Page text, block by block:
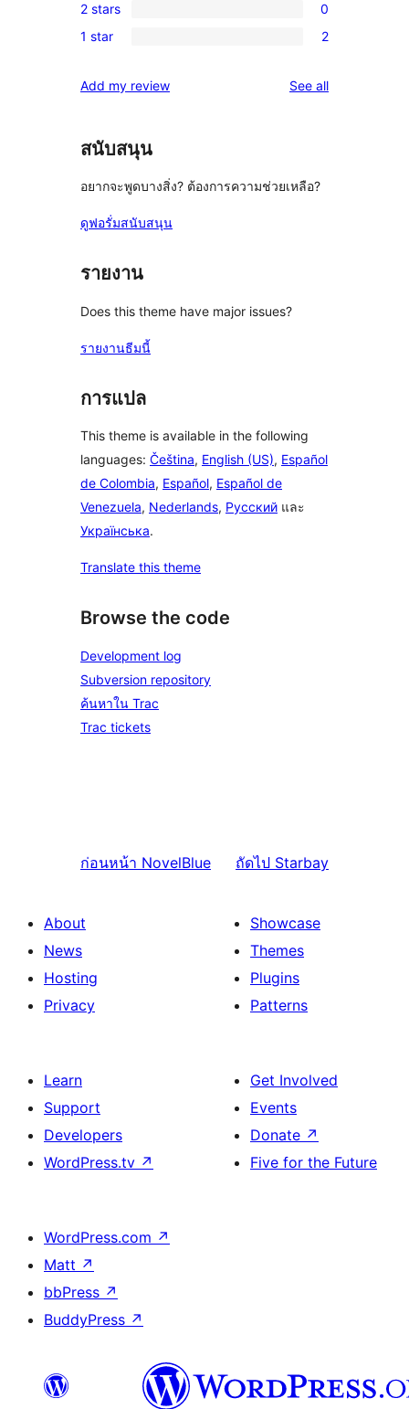
reviews
star
review
3-
star
0
2-
reviews
2 stars 0
2
star
1 star 2
Add my review See allreviews
สนับสนุน
อยากจะพูดบางสิ่ง? ต้องการความช่วยเหลือ?
ดูฟอรั่มสนับสนุน
รายงาน
Does this theme have major issues?
รายงานธีมนี้
การแปล
This theme is available in the following
languages: Čeština, English (US), Español
de Colombia, Español, Español de
Venezuela, Nederlands, Русский และ
Українська.
Translate this theme
Browse the code
Development log
Subversion repository
ค้นหาใน Trac
Trac tickets
ก่อนหน้า NovelBlue ถัดไป Starbay
About
News
Hosting
Privacy
Showcase
Themes
Plugins
Patterns
Learn
Support
Developers
WordPress.tv ↗
Get Involved
Events
Donate ↗
Five for the Future
WordPress.com ↗
Matt ↗
bbPress ↗
BuddyPress ↗